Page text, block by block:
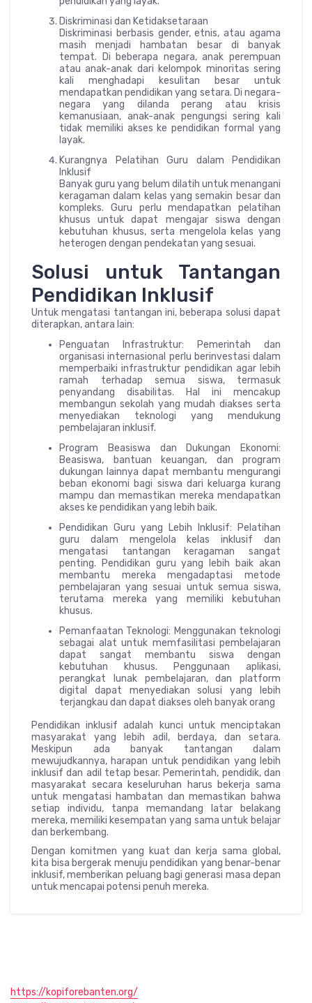
Diskriminasi dan Ketidaksetaraan
Diskriminasi berbasis gender, etnis, atau agama
masih menjadi hambatan besar di banyak
tempat. Di beberapa negara, anak perempuan
atau anak-anak dari kelompok minoritas sering
kali menghadapi kesulitan besar untuk
mendapatkan pendidikan yang setara. Di negara-
negara yang dilanda perang atau krisis
kemanusiaan, anak-anak pengungsi sering kali
tidak memiliki akses ke pendidikan formal yang
layak.
Kurangnya Pelatihan Guru dalam Pendidikan
Inklusif
Banyak guru yang belum dilatih untuk menangani
keragaman dalam kelas yang semakin besar dan
kompleks. Guru perlu mendapatkan pelatihan
khusus untuk dapat mengajar siswa dengan
kebutuhan khusus, serta mengelola kelas yang
heterogen dengan pendekatan yang sesuai.
Solusi untuk Tantangan
Pendidikan Inklusif
Untuk mengatasi tantangan ini, beberapa solusi dapat
diterapkan, antara lain:
Penguatan Infrastruktur: Pemerintah dan
organisasi internasional perlu berinvestasi dalam
memperbaiki infrastruktur pendidikan agar lebih
ramah terhadap semua siswa, termasuk
penyandang disabilitas. Hal ini mencakup
membangun sekolah yang mudah diakses serta
menyediakan teknologi yang mendukung
pembelajaran inklusif.
Program Beasiswa dan Dukungan Ekonomi:
Beasiswa, bantuan keuangan, dan program
dukungan lainnya dapat membantu mengurangi
beban ekonomi bagi siswa dari keluarga kurang
mampu dan memastikan mereka mendapatkan
akses ke pendidikan yang lebih baik.
Pendidikan Guru yang Lebih Inklusif: Pelatihan
guru dalam mengelola kelas inklusif dan
mengatasi tantangan keragaman sangat
penting. Pendidikan guru yang lebih baik akan
membantu mereka mengadaptasi metode
pembelajaran yang sesuai untuk semua siswa,
terutama mereka yang memiliki kebutuhan
khusus.
Pemanfaatan Teknologi: Menggunakan teknologi
sebagai alat untuk memfasilitasi pembelajaran
dapat sangat membantu siswa dengan
kebutuhan khusus. Penggunaan aplikasi,
perangkat lunak pembelajaran, dan platform
digital dapat menyediakan solusi yang lebih
terjangkau dan dapat diakses oleh banyak orang
Pendidikan inklusif adalah kunci untuk menciptakan
masyarakat yang lebih adil, berdaya, dan setara.
Meskipun ada banyak tantangan dalam
mewujudkannya, harapan untuk pendidikan yang lebih
inklusif dan adil tetap besar. Pemerintah, pendidik, dan
masyarakat secara keseluruhan harus bekerja sama
untuk mengatasi hambatan dan memastikan bahwa
setiap individu, tanpa memandang latar belakang
mereka, memiliki kesempatan yang sama untuk belajar
dan berkembang.
Dengan komitmen yang kuat dan kerja sama global,
kita bisa bergerak menuju pendidikan yang benar-benar
inklusif, memberikan peluang bagi generasi masa depan
untuk mencapai potensi penuh mereka.
https://kopiforebanten.org/